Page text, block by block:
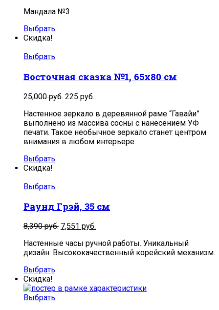
Мандала №3
Выбрать
Скидка!
Выбрать
Восточная сказка №1, 65х80 см
25,000руб. Первоначальная
составляла
25,000
руб..
225 руб.
225
руб..
Настенное зеркало в деревянной раме “Гавайи”
выполнено из массива сосны с нанесением УФ
печати. Такое необычное зеркало станет центром
внимания в любом интерьере.
Выбрать
Скидка!
Выбрать
Раунд Грэй, 35 см
8,390руб. Первоначальная
составляла
8,390
7,551 руб.
7,551
руб..
Настенные часы ручной работы. Уникальный
дизайн. Высококачественный корейский механизм.
Выбрать
Скидка!
Выбрать